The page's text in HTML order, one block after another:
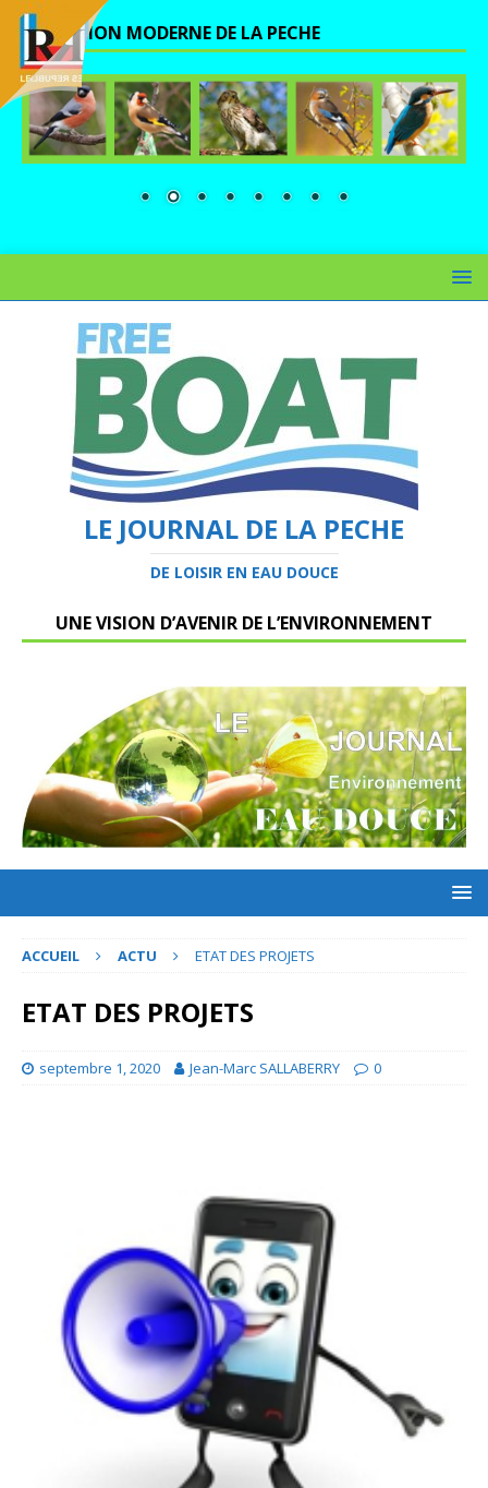
UNE VISION MODERNE DE LA PECHE
LE JOURNAL DE LA PECHE
DE LOISIR EN EAU DOUCE
UNE VISION D’AVENIR DE L’ENVIRONNEMENT
ACCUEIL ACTU ETAT DES PROJETS
ETAT DES PROJETS
septembre 1, 2020 Jean-Marc SALLABERRY 0